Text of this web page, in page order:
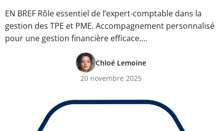
EN BREF Rôle essentiel de l’expert-comptable dans la
gestion des TPE et PME. Accompagnement personnalisé
pour une gestion financière efficace.…
Chloé Lemoine
20 novembre 2025